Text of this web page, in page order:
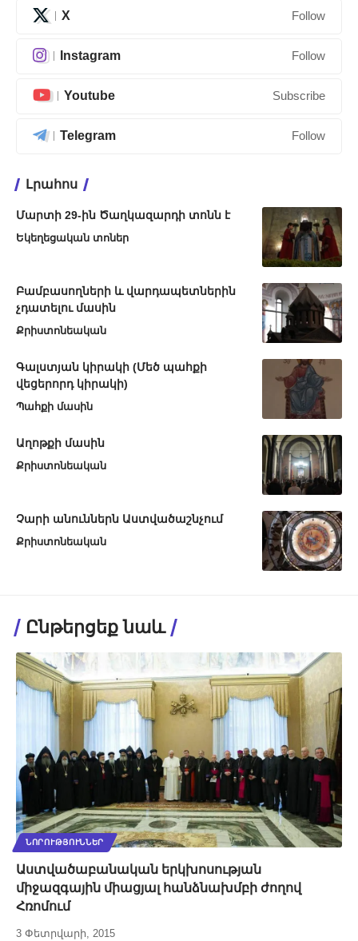
X Follow
Instagram Follow
Youtube Subscribe
Telegram Follow
Լրահոս
Մարտի 29-ին Ծաղկազարդի տոնն է
Եկեղեցական տոներ
Բամբասողների և վարդապետներին
չդատելու մասին
Քրիստոնեական
Գալստյան կիրակի (Մեծ պահքի
վեցերորդ կիրակի)
Պահքի մասին
Աղոթքի մասին
Քրիստոնեական
Չարի անուններն Աստվածաշնչում
Քրիստոնեական
Ընթերցեք նաև
ՆՈՐՈՒԹՅՈՒՆՆԵՐ
Աստվածաբանական երկխոսության
միջազգային միացյալ հանձնախմբի ժողով
Հռոմում
3 Փետրվարի, 2015